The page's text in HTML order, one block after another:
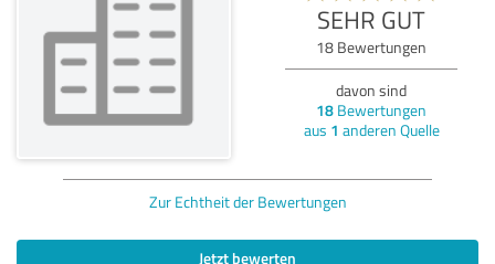
SEHR GUT
18 Bewertungen
davon sind
18 Bewertungen
aus 1 anderen Quelle
Zur Echtheit der Bewertungen
Jetzt bewerten